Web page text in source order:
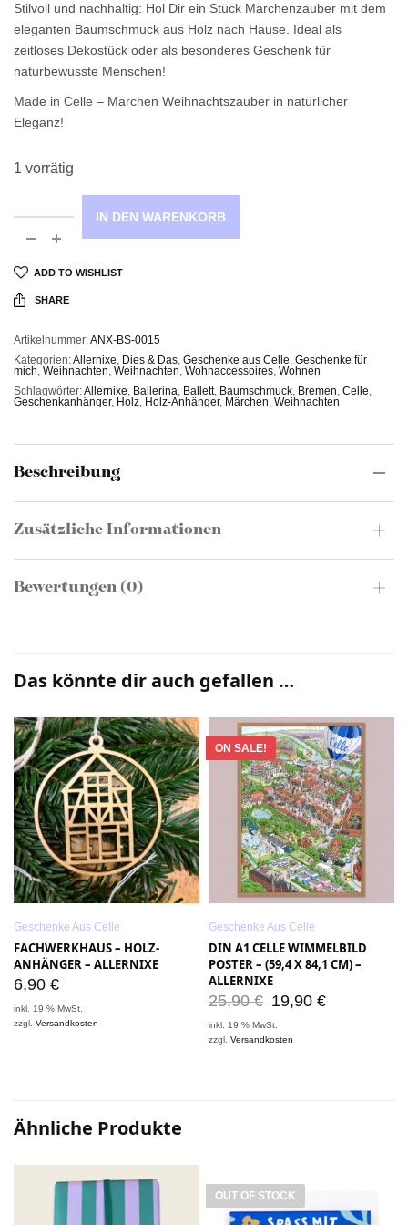
Stilvoll und nachhaltig: Hol Dir ein Stück Märchenzauber mit dem
eleganten Baumschmuck aus Holz nach Hause. Ideal als
zeitloses Dekostück oder als besonderes Geschenk für
naturbewusste Menschen!
Made in Celle – Märchen Weihnachtszauber in natürlicher
Eleganz!
1 vorrätig
IN DEN WARENKORB
ADD TO WISHLIST
SHARE
Artikelnummer:ANX-BS-0015
Kategorien:Allernixe, Dies & Das, Geschenke aus Celle, Geschenke für
mich, Weihnachten, Weihnachten, Wohnaccessoires, Wohnen
Schlagwörter:Allernixe, Ballerina, Ballett, Baumschmuck, Bremen, Celle,
Geschenkanhänger, Holz, Holz-Anhänger, Märchen, Weihnachten
Beschreibung
Zusätzliche Informationen
Bewertungen (0)
Das könnte dir auch gefallen …
Geschenke Aus Celle
FACHWERKHAUS – HOLZ-
ANHÄNGER – ALLERNIXE
6,90 €
inkl. 19 % MwSt.
zzgl.Versandkosten
ON SALE!
Geschenke Aus Celle
DIN A1 CELLE WIMMELBILD
POSTER – (59,4 X 84,1 CM) –
ALLERNIXE
25,90€ 19,90 €
inkl. 19 % MwSt.
zzgl.Versandkosten
Ähnliche Produkte
OUT OF STOCK